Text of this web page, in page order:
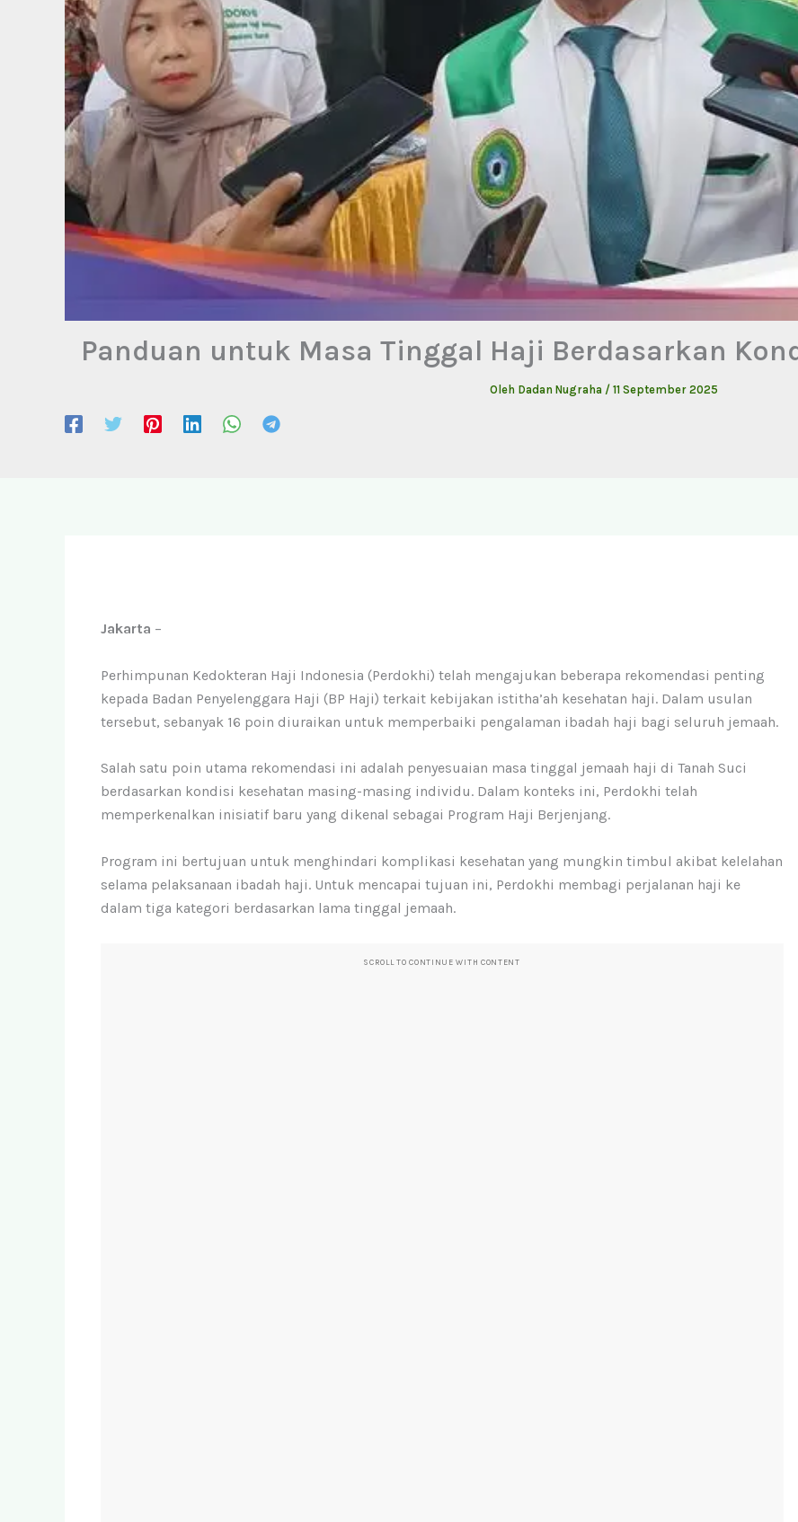
Panduan untuk Masa Tinggal Haji Berdasarkan
Oleh Dadan Nugraha / 11 September 2025
Jakarta –
Perhimpunan Kedokteran Haji Indonesia (Perdokhi) telah mengajukan beberapa rekomendasi penting
kepada Badan Penyelenggara Haji (BP Haji) terkait kebijakan istitha’ah kesehatan haji. Dalam usulan
tersebut, sebanyak 16 poin diuraikan untuk memperbaiki pengalaman ibadah haji bagi seluruh jemaah.
Salah satu poin utama rekomendasi ini adalah penyesuaian masa tinggal jemaah haji di Tanah Suci
berdasarkan kondisi kesehatan masing-masing individu. Dalam konteks ini, Perdokhi telah
memperkenalkan inisiatif baru yang dikenal sebagai Program Haji Berjenjang.
Program ini bertujuan untuk menghindari komplikasi kesehatan yang mungkin timbul akibat kelelahan
selama pelaksanaan ibadah haji. Untuk mencapai tujuan ini, Perdokhi membagi perjalanan haji ke
dalam tiga kategori berdasarkan lama tinggal jemaah.
SCROLL TO CONTINUE WITH CONTENT